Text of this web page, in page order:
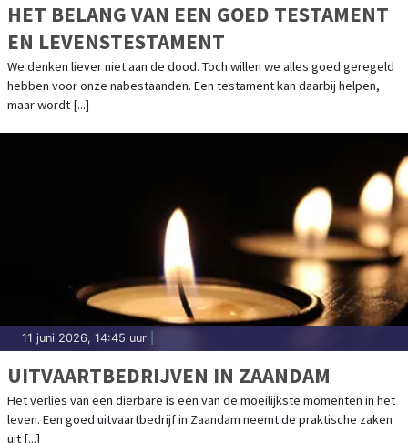
HET BELANG VAN EEN GOED TESTAMENT
EN LEVENSTESTAMENT
We denken liever niet aan de dood. Toch willen we alles goed geregeld
hebben voor onze nabestaanden. Een testament kan daarbij helpen,
maar wordt [...]
11 juni 2026, 14:45 uur
UITVAARTBEDRIJVEN IN ZAANDAM
Het verlies van een dierbare is een van de moeilijkste momenten in het
leven. Een goed uitvaartbedrijf in Zaandam neemt de praktische zaken
uit [...]